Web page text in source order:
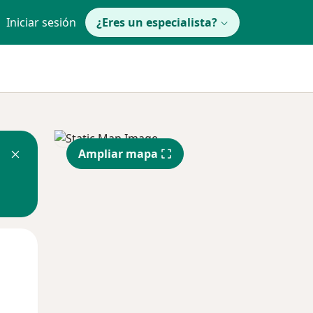
Iniciar sesión ¿Eres un especialista?
Ampliar mapa